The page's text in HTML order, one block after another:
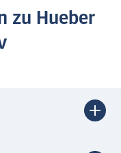
zu Hueber